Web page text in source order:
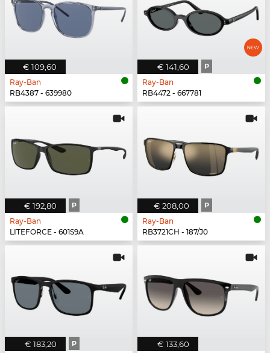
€ 109,60
Ray-Ban
RB4387 - 639980
€ 141,60 P
Ray-Ban
RB4472 - 667781
€ 192,80 P
Ray-Ban
LITEFORCE - 601S9A
€ 208,00 P
Ray-Ban
RB3721CH - 187/J0
€ 183,20 P € 133,60